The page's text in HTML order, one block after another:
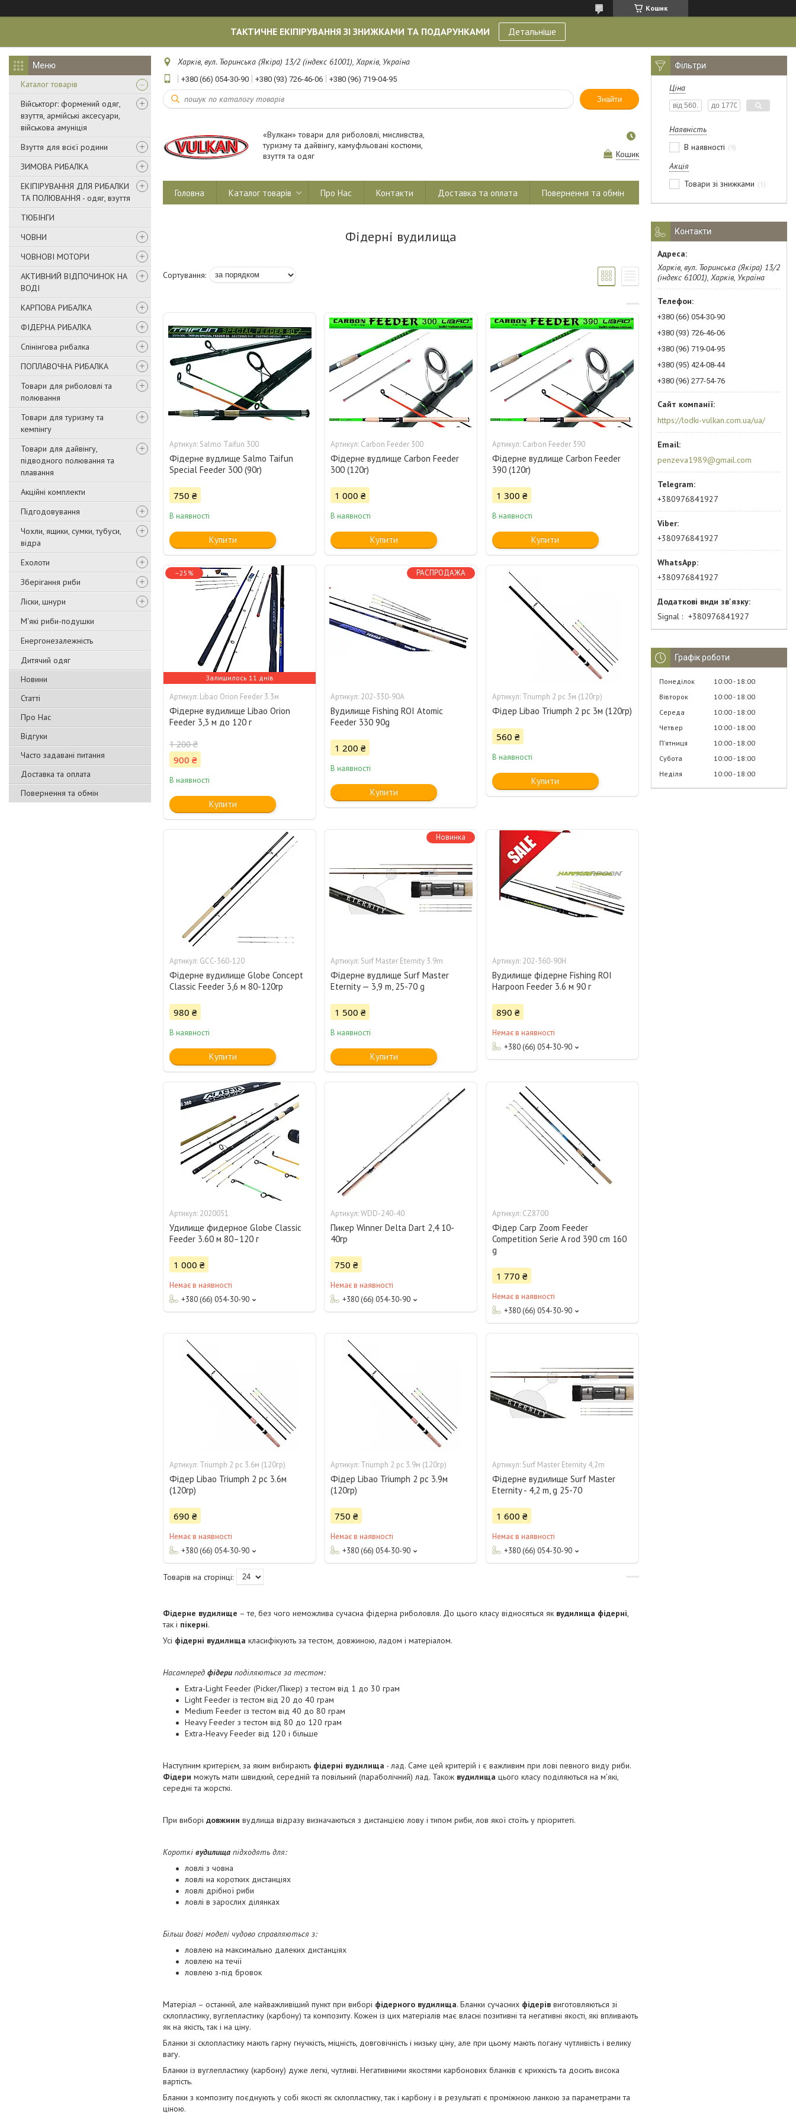
Кошик
ТАКТИЧНЕ ЕКІПІРУВАННЯ ЗІ ЗНИЖКАМИ ТА ПОДАРУНКАМИ Детальніше
Каталог товарів
Військторг: формений одяг,
взуття, армійські аксесуари,
військова амуніція
Взуття для всієї родини
ЗИМОВА РИБАЛКА
ЕКІПІРУВАННЯ ДЛЯ РИБАЛКИ
ТА ПОЛЮВАННЯ - одяг, взуття
ТЮБІНГИ
ЧОВНИ
ЧОВНОВІ МОТОРИ
АКТИВНИЙ ВІДПОЧИНОК НА
ВОДІ
КАРПОВА РИБАЛКА
ФІДЕРНА РИБАЛКА
Спінінгова рибалка
ПОПЛАВОЧНА РИБАЛКА
Товари для риболовлі та
полювання
Товари для туризму та
кемпінгу
Товари для дайвінгу,
підводного полювання та
плавання
Акційні комплекти
Підгодовування
Чохли, ящики, сумки, тубуси,
відра
Ехолоти
Зберігання риби
Ліски, шнури
М'які риби-подушки
Енергонезалежність
Дитячий одяг
Новини
Статті
Про Нас
Відгуки
Часто задавані питання
Доставка та оплата
Повернення та обмін
Харків, вул. Тюринська (Якіра) 13/2 (індекс 61001), Харків, Україна
+380 (66) 054-30-90 +380 (93) 726-46-06 +380 (96) 719-04-95
Знайти
«Вулкан» товари для риболовлі, мисливства,
туризму та дайвінгу, камуфльовані костюми,
взуття та одяг
Кошик
Головна Каталог товарів Про Нас Контакти Доставка та оплата Повернення та обмін
Фідерні вудилища
Salmo Taifun 300
Фідерне вудлище Salmo Taifun
Special Feeder 300 (90г)
750 ₴
В наявності
Купити
Carbon Feeder 300
Фідерне вудлище Carbon Feeder
300 (120г)
1 000 ₴
В наявності
Купити
Carbon Feeder 390
Фідерне вудлище Carbon Feeder
390 (120г)
1 300 ₴
В наявності
Купити
–25%
Залишилось 11 днів
Libao Orion Feeder 3.3м
Фідерне вудилище Libao Orion
Feeder 3,3 м до 120 г
1 200 ₴
900 ₴
В наявності
Купити
РАСПРОДАЖА
202-330-90A
Вудилище Fishing ROI Atomic
Feeder 330 90g
1 200 ₴
В наявності
Купити
Triumph 2 pc 3м (120гр)
Фідер Libao Triumph 2 pc 3м (120гр)
560 ₴
В наявності
Купити
GCC-360-120
Фідерне вудилище Globe Concept
Classic Feeder 3,6 м 80-120гр
980 ₴
В наявності
Купити
Новинка
Surf Master Eternity 3.9m
Фідерне вудлище Surf Master
Eternity — 3,9 m, 25-70 g
1 500 ₴
В наявності
Купити
202-360-90H
Вудилище фідерне Fishing ROI
Harpoon Feeder 3.6 м 90 г
890 ₴
Немає в наявності
+380 (66) 054-30-90
2020051
Удилище фидерное Globe Classic
Feeder 3.60 м 80–120 г
1 000 ₴
Немає в наявності
+380 (66) 054-30-90
WDD-240-40
Пикер Winner Delta Dart 2,4 10-
40гр
750 ₴
Немає в наявності
+380 (66) 054-30-90
CZ8700
Фідер Carp Zoom Feeder
Competition Serie A rod 390 cm 160
g
1 770 ₴
Немає в наявності
+380 (66) 054-30-90
Triumph 2 pc 3.6м (120гр)
Фідер Libao Triumph 2 pc 3.6м
(120гр)
690 ₴
Немає в наявності
+380 (66) 054-30-90
Triumph 2 pc 3.9м (120гр)
Фідер Libao Triumph 2 pc 3.9м
(120гр)
750 ₴
Немає в наявності
+380 (66) 054-30-90
Surf Master Eternity 4,2m
Фідерне вудилище Surf Master
Eternity - 4,2 m, g 25-70
1 600 ₴
Немає в наявності
+380 (66) 054-30-90
Фідерне вудилище – те, без чого неможлива сучасна фідерна риболовля. До цього класу відносяться як вудилища фідерні,
так і пікерні.
Усі фідерні вудилища класифікують за тестом, довжиною, ладом і матеріалом.
Насамперед фідери поділяються за тестом:
Extra-Light Feeder (Picker/Пікер) з тестом від 1 до 30 грам
Light Feeder із тестом від 20 до 40 грам
Medium Feeder із тестом від 40 до 80 грам
Heavy Feeder з тестом від 80 до 120 грам
Extra-Heavy Feeder від 120 і більше
Наступним критерієм, за яким вибирають фідерні вудилища - лад. Саме цей критерій і є важливим при лові певного виду риби.
Фідери можуть мати швидкий, середній та повільний (параболічний) лад. Також вудилища цього класу поділяються на м'які,
середні та жорсткі.
При виборі довжини вудлища відразу визначаються з дистанцією лову і типом риби, лов якої стоїть у пріоритеті.
Короткі вудилища підходять для:
ловлі з човна
ловлі на коротких дистанціях
ловлі дрібної риби
ловлі в зарослих ділянках
Більш довгі моделі чудово справляються з:
ловлею на максимально далеких дистанціях
ловлею на течії
ловлею з-під бровок
Матеріал – останній, але найважливіший пункт при виборі фідерного вудилища. Бланки сучасних фідерів виготовляються зі
склопластику, вуглепластику (карбону) та композиту. Кожен із цих матеріалів має власні позитивні та негативні якості, які впливають
як на якість, так і на ціну.
Бланки зі склопластику мають гарну гнучкість, міцність, довговічність і низьку ціну, але при цьому мають погану чутливість і велику
вагу.
Бланки із вуглепластику (карбону) дуже легкі, чутливі. Негативними якостями карбонових бланків є крихкість та досить висока
вартість.
Бланки з композиту поєднують у собі якості як склопластику, так і карбону і в результаті є проміжною ланкою за параметрами та
ціною.
Фільтри
Ціна
Наявність
В наявності
9
Акція
Товари зі знижками
1
Контакти
Харків, вул. Тюринська (Якіра) 13/2
(індекс 61001), Харків, Україна
+380 (66) 054-30-90
+380 (93) 726-46-06
+380 (96) 719-04-95
+380 (95) 424-08-44
+380 (96) 277-54-76
https://lodki-vulkan.com.ua/ua/
penzeva1989@gmail.com
+380976841927
+380976841927
+380976841927
Signal +380976841927
Графік роботи
Понеділок 10:00 18:00
Вівторок
10:00 18:00
Середа
10:00 18:00
Четвер
10:00 18:00
Пʼятниця
10:00 18:00
Субота
10:00 18:00
Неділя
10:00 18:00